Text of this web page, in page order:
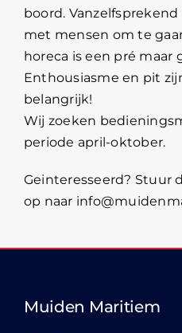
boord.
met mensen om te
horeca is een pré maar
Enthousiasme en pit
belangrijk!
Wij zoeken
periode april-oktober.
Geinteresseerd? Stuur
op naar
Muiden Maritiem